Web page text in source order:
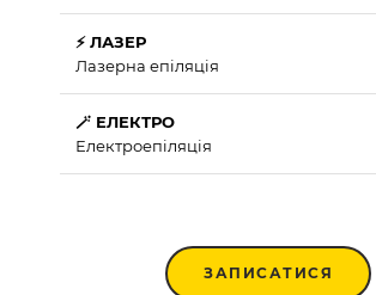
⚡ ЛАЗЕР
Лазерна епіляція
🪄 ЕЛЕКТРО
Електроепіляція
ЗАПИСАТИСЯ